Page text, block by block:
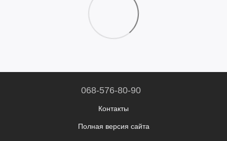
068-576-80-90
Контакты
Полная версия сайта